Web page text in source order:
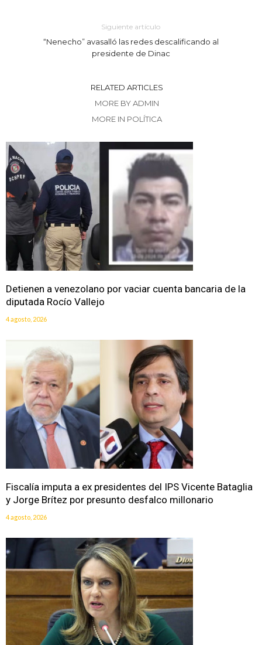
Siguiente artículo
“Nenecho” avasalló las redes descalificando al
presidente de Dinac
RELATED ARTICLES
MORE BY ADMIN
MORE IN POLÍTICA
Detienen a venezolano por vaciar cuenta bancaria de la
diputada Rocío Vallejo
4 agosto, 2026
Fiscalía imputa a ex presidentes del IPS Vicente Bataglia
y Jorge Brítez por presunto desfalco millonario
4 agosto, 2026